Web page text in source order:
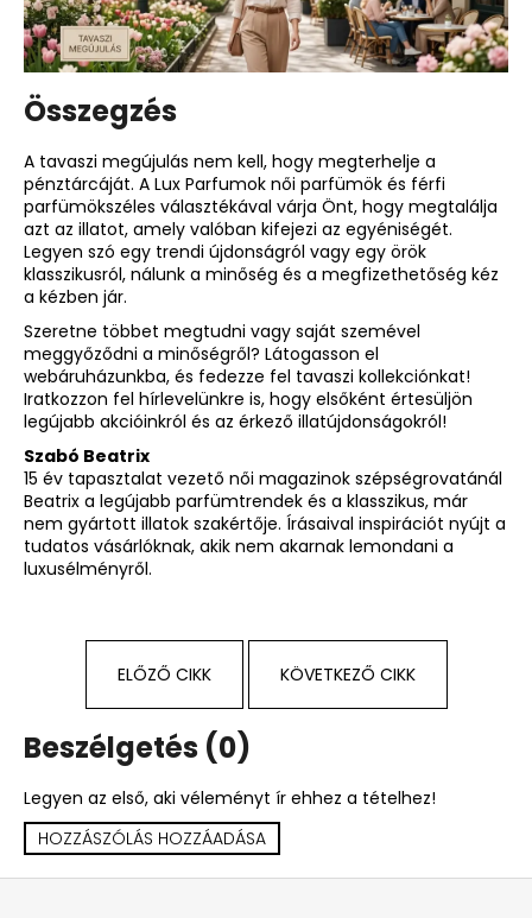
Összegzés
A tavaszi megújulás nem kell, hogy megterhelje a
pénztárcáját. A Lux Parfumok női parfümök és férfi
parfümökszéles választékával várja Önt, hogy megtalálja
azt az illatot, amely valóban kifejezi az egyéniségét.
Legyen szó egy trendi újdonságról vagy egy örök
klasszikusról, nálunk a minőség és a megfizethetőség kéz
a kézben jár.
Szeretne többet megtudni vagy saját szemével
meggyőződni a minőségről? Látogasson el
webáruházunkba, és fedezze fel tavaszi kollekciónkat!
Iratkozzon fel hírlevelünkre is, hogy elsőként értesüljön
legújabb akcióinkról és az érkező illatújdonságokról!
Szabó Beatrix
15 év tapasztalat vezető női magazinok szépségrovatánál
Beatrix a legújabb parfümtrendek és a klasszikus, már
nem gyártott illatok szakértője. Írásaival inspirációt nyújt a
tudatos vásárlóknak, akik nem akarnak lemondani a
luxusélményről.
ELŐZŐ CIKK KÖVETKEZŐ CIKK
Beszélgetés (0)
Legyen az első, aki véleményt ír ehhez a tételhez!
HOZZÁSZÓLÁS HOZZÁADÁSA
L